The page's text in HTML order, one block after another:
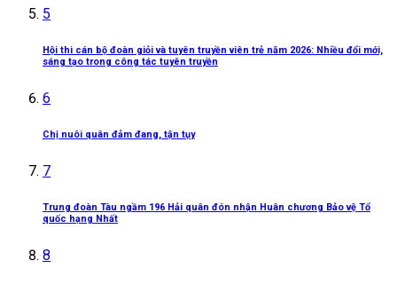
5
Hội thi cán bộ đoàn giỏi và tuyên truyền viên trẻ năm 2026: Nhiều đổi mới,
sáng tạo trong công tác tuyên truyền
6
Chị nuôi quân đảm đang, tận tụy
7
Trung đoàn Tàu ngầm 196 Hải quân đón nhận Huân chương Bảo vệ Tổ
quốc hạng Nhất
8